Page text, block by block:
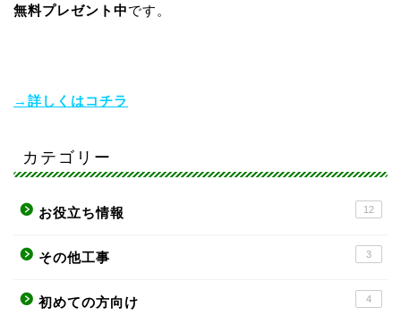
無料プレゼント中です。
→詳しくはコチラ
カテゴリー
お役立ち情報 12
その他工事 3
初めての方向け 4